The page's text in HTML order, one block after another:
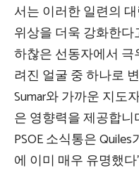
서는 이러한 일련의
위상을 더욱 강화한다
하찮은 선동자에서
려진 얼굴 중 하나로
Sumar와 가까운 지도
은 영향력을 제공합니
PSOE 소식통은
에 이미 매우 유명했